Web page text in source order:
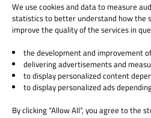
© 2026 The Qt Company
Legal Notice
Privacy and Cookie Policy
Trust Center
We use cookies and data to measure
statistics to better understand how the
improve the quality of the services in
the development and improvement
delivering advertisements and
to display personalized content
to display personalized ads
By clicking “Allow All”, you agree to the